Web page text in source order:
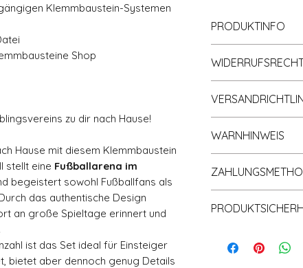
Klemmbaustein-Systemen
Shop
zu dir nach Hause!
Hause mit diesem Klemmbaustein
stellt eine Fußballarena im
begeistert sowohl Fußballfans als
das authentische Design
an große Spieltage erinnert und
ist das Set ideal für Einsteiger
bietet aber dennoch genug Details
PRODUKTINFO
📘 Einfache
♻️ Lieferung
🧱 Material:
📦 Große,
Klemmbaustein
gleichnamigen
Richtlinien).
Bearbeitungszeit
bei ein bis
per Deutscher
WARNHINWEIS
Monate)
verschluckbaren
PAYPAL
Überweisung
Rechnung
(General Product